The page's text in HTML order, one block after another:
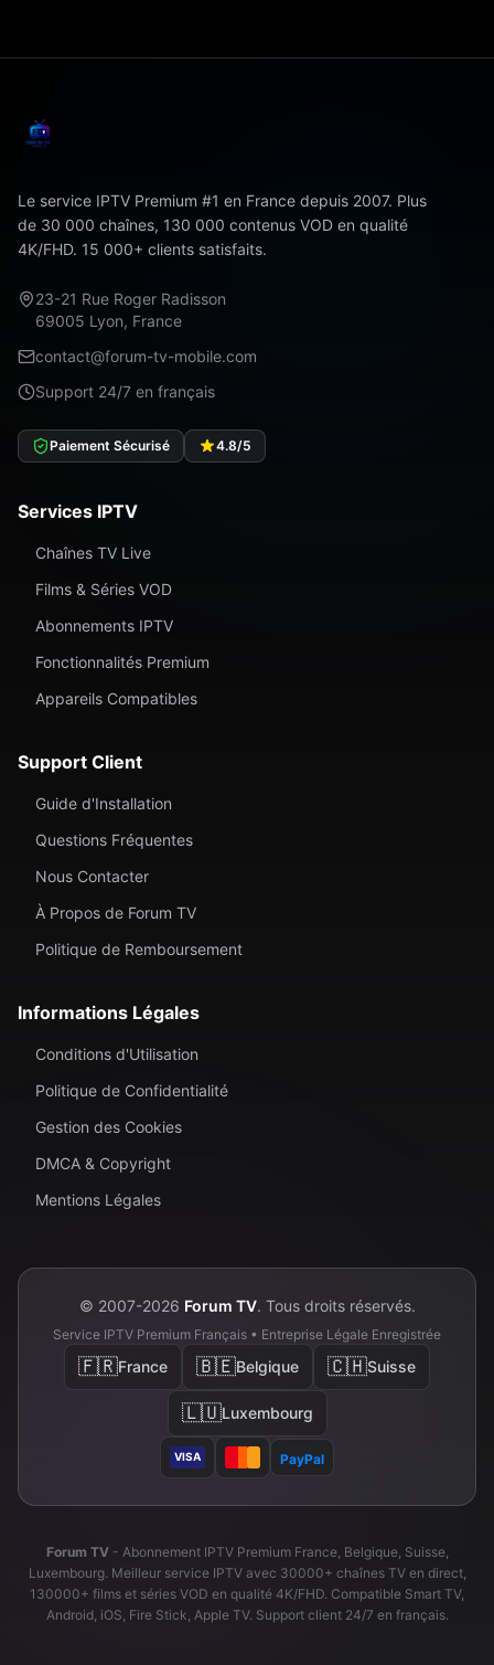
Le service IPTV Premium #1 en France depuis 2007. Plus
de 30 000 chaînes, 130 000 contenus VOD en qualité
4K/FHD. 15 000+ clients satisfaits.
23-21 Rue Roger Radisson
69005 Lyon, France
contact@forum-tv-mobile.com
Support 24/7 en français
Paiement Sécurisé 4.8/5
Services IPTV
Chaînes TV Live
Films & Séries VOD
Abonnements IPTV
Fonctionnalités Premium
Appareils Compatibles
Support Client
Guide d'Installation
Questions Fréquentes
Nous Contacter
À Propos de Forum TV
Politique de Remboursement
Informations Légales
Conditions d'Utilisation
Politique de Confidentialité
Gestion des Cookies
DMCA & Copyright
Mentions Légales
© 2007-2026 Forum TV. Tous droits réservés.
Service IPTV Premium Français • Entreprise Légale Enregistrée
🇫🇷France 🇧🇪Belgique 🇨🇭Suisse
🇱🇺Luxembourg
VISA PayPal
Forum TV- Abonnement IPTV Premium France, Belgique, Suisse,
Luxembourg. Meilleur service IPTV avec 30000+ chaînes TV en direct,
130000+ films et séries VOD en qualité 4K/FHD. Compatible Smart TV,
Android, iOS, Fire Stick, Apple TV. Support client 24/7 en français.